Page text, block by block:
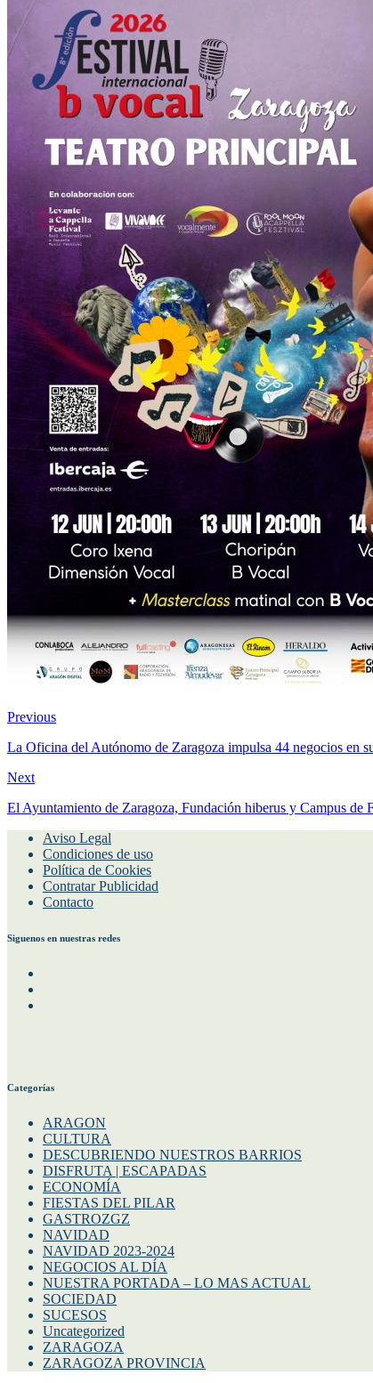
Previous
La Oficina del Autónomo de Zaragoza impulsa 44 negocios en
Next
El Ayuntamiento de Zaragoza, Fundación hiberus y Campus
Aviso Legal
Condiciones de uso
Política de Cookies
Contratar Publicidad
Contacto
Siguenos en nuestras redes
Categorías
ARAGON
CULTURA
DESCUBRIENDO NUESTROS BARRIOS
DISFRUTA | ESCAPADAS
ECONOMÍA
FIESTAS DEL PILAR
GASTROZGZ
NAVIDAD
NAVIDAD 2023-2024
NEGOCIOS AL DÍA
NUESTRA PORTADA – LO MAS ACTUAL
SOCIEDAD
SUCESOS
Uncategorized
ZARAGOZA
ZARAGOZA PROVINCIA